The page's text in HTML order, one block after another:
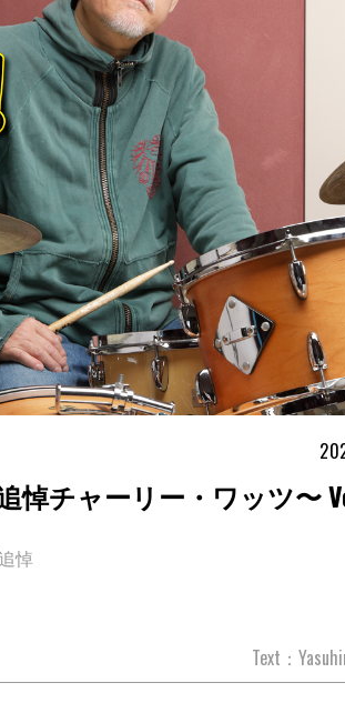
悼チャーリー・ワッツ〜
悼
Text：